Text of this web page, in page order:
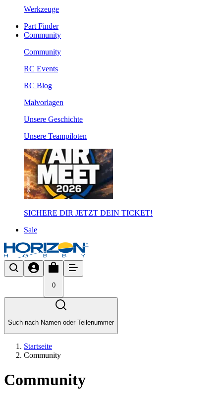
Werkzeuge
Part Finder
Community
Community
RC Events
RC Blog
Malvorlagen
Unsere Geschichte
Unsere Teampiloten
SICHERE DIR JETZT DEIN TICKET!
Sale
0
Such nach Namen oder Teilenummer
Startseite
Community
Community